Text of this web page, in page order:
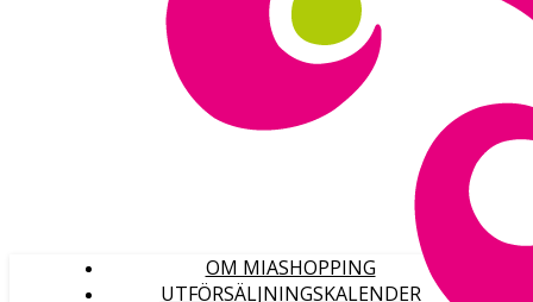
OM MIASHOPPING
UTFÖRSÄLJNINGSKALENDER